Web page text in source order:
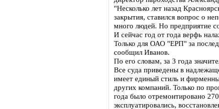
"Несколько лет назад
закрытия, ставился вопрос о
много людей. Но предприятие
И сейчас год от года верфь
Только для ОАО "ЕРП" за
сообщил Иванов.
По его словам, за 3 года
Все суда приведены в
имеет единый стиль и
других компаний. Только по
года было отремонтировано
эксплуатировались,